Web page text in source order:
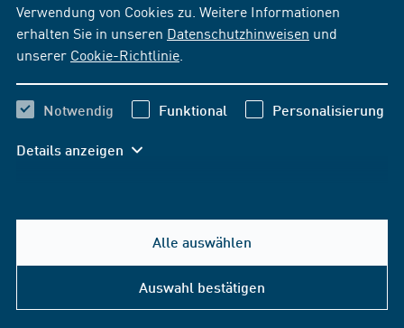
Verwendung von Cookies zu. Weitere Informationen
erhalten Sie in unseren Datenschutzhinweisen und
unserer Cookie-Richtlinie
Notwendig Funktional Personalisierung
Details anzeigen
Alle auswählen
Auswahl bestätigen